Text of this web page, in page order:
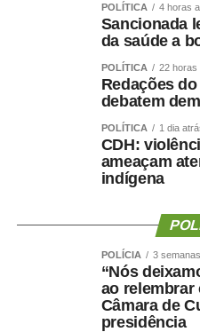
COMENTE ABAIXO:
WhatsApp
POLÍTICA 4 horas
Sancionada
da saúde a
POLÍTICA 22 horas
Redações
debatem
POLÍTICA 1 dia
CDH:
ameaçam
indígena
POLÍCIA 3
“Nós
ao relembrar
Câmara de
presidência